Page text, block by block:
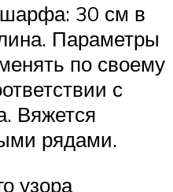
30 см в
Параметры
по своему
с
Вяжется
рядами.
узора